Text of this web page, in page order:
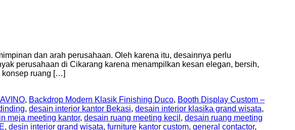
dan arah perusahaan. Oleh karena itu, desainnya perlu
perusahaan di Cikarang karena menampilkan kesan elegan, bersih,
konsep ruang […]
AVINO, Backdrop Modern Klasik Finishing Duco, Booth Display Custom –
, desain interior kantor Bekasi, desain interior klasika grand wisata,
meja meeting kantor, desain ruang meeting kecil , desain ruang meeting
, desin interior grand wisata, furniture kantor custom, general contactor,